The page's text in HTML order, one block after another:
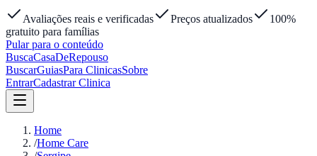
Avaliações reais e verificadas Preços atualizados
100%
gratuito para famílias
Pular para o conteúdo
BuscaCasaDeRepouso
BuscarGuiasPara ClinicasSobre
EntrarCadastrar Clinica
Home
/Home Care